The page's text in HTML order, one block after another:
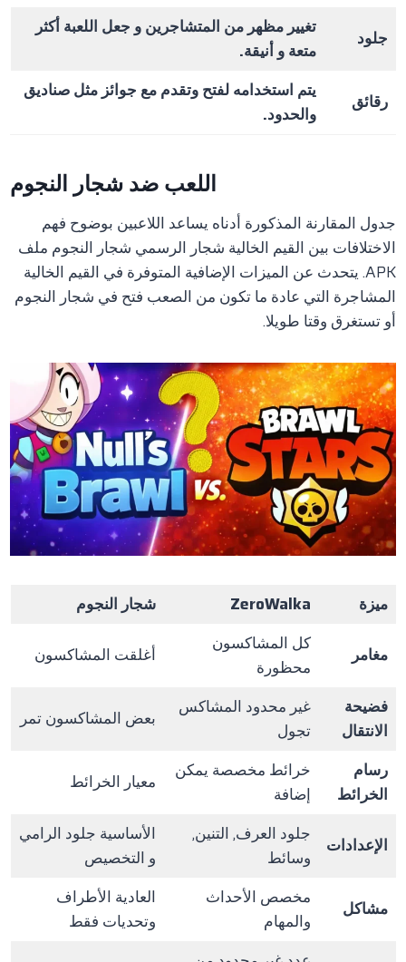
جلود
تغيير مظهر من المتشاجرين و جعل اللعبة أكثر
متعة و أنيقة.
رقائق
يتم استخدامه لفتح وتقدم مع جوائز مثل صناديق
والحدود.
اللعب ضد شجار النجوم
جدول المقارنة المذكورة أدناه يساعد اللاعبين بوضوح فهم
الاختلافات بين القيم الخالية شجار الرسمي شجار النجوم ملف
APK. يتحدث عن الميزات الإضافية المتوفرة في القيم الخالية
المشاجرة التي عادة ما تكون من الصعب فتح في شجار النجوم
أو تستغرق وقتا طويلا.
ميزة ZeroWalka شجار النجوم
مغامر
كل المشاكسون
محظورة
أغلقت المشاكسون
فضيحة
الانتقال
غير محدود المشاكس
تجول
بعض المشاكسون تمر
رسام
الخرائط
خرائط مخصصة يمكن
إضافة
معيار الخرائط
الإعدادات
جلود العرف, التنين,
وسائط
الأساسية جلود الرامي
و التخصيص
مشاكل
مخصص الأحداث
والمهام
العادية الأطراف
وتحديات فقط